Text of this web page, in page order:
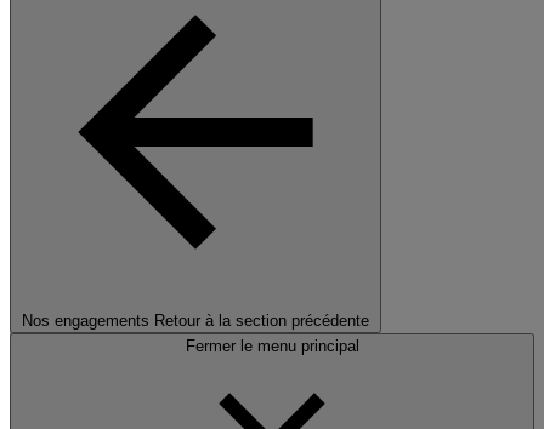
Nos engagements Retour à la section précédente
Fermer le menu principal